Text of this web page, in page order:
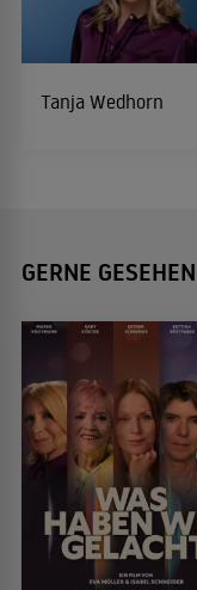
Tanja Wedhorn
GERNE GESEHEN